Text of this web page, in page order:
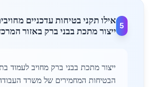
5
אילו תקני בטיחות עדכניים
ייצור מתכת בבני ברק באזור
ייצור מתכת בבני ברק מחויב לעמוד
הבטיחות המחמירים של משרד